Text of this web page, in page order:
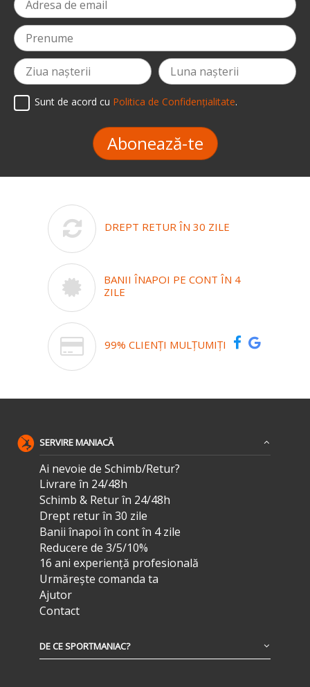
Sunt de acord cu Politica de Confidențialitate.
Abonează-te
DREPT RETUR ÎN 30 ZILE
BANII ÎNAPOI PE CONT ÎN 4
ZILE
99% CLIENȚI MULȚUMIȚI
SERVIRE MANIACĂ
Ai nevoie de Schimb/Retur?
Livrare în 24/48h
Schimb & Retur în 24/48h
Drept retur în 30 zile
Banii înapoi în cont în 4 zile
Reducere de 3/5/10%
16 ani experiență profesională
Urmărește comanda ta
Ajutor
Contact
DE CE SPORTMANIAC?